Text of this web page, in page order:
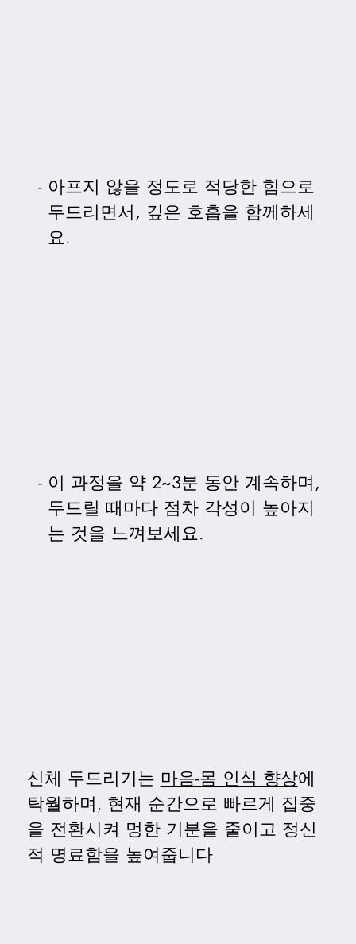
아프지 않을 정도로 적당한 힘으로
두드리면서, 깊은 호흡을 함께하세
요.
이 과정을 약 2~3분 동안 계속하며,
두드릴 때마다 점차 각성이 높아지
는 것을 느껴보세요.
신체 두드리기는 마음-몸 인식 향상에
탁월하며, 현재 순간으로 빠르게 집중
을 전환시켜 멍한 기분을 줄이고 정신
적 명료함을 높여줍니다.